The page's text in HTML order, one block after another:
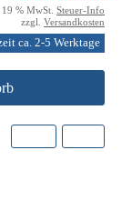
% MwSt. Steuer-Info
zzgl. Versandkosten
ca. 2-5 Werktage